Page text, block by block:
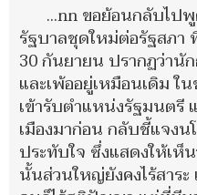
…nn ขอย้อนกลับไปพู
รัฐบาลชุดใหม่ต่อรัฐสภา
30 กันยายน ปรากฏว่านั
และเพ้ออยู่เหมือนเดิม ใ
เข้ารับตำแหน่งรัฐมนตรี
เมืองมาก่อน กลับชี้แจงน
ประทับใจ ซึ่งแสดงให้เห็
นั้นส่วนใหญ่ยังคงไร้สาร